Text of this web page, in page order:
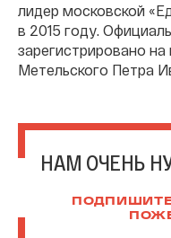
лидер московской
в 2015 году.
зарегистрировано
Метельского Петра
НАМ ОЧЕНЬ